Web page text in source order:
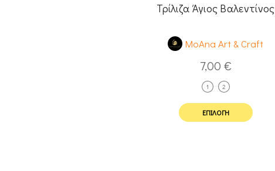
Τρίλιζα Άγιος Βαλεντίνος
MoAna Art & Craft
7,00 €
1 2
ΕΠΙΛΟΓΉ